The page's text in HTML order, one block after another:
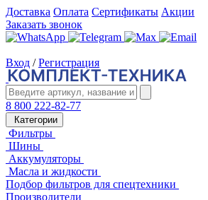
Доставка Оплата Сертификаты Акции
Заказать звонок
Вход / Регистрация
8 800 222-82-77
Категории
Фильтры
Шины
Аккумуляторы
Масла и жидкости
Подбор фильтров для спецтехники
Производители